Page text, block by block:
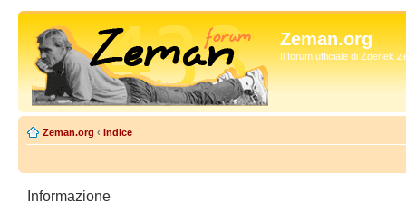
Zeman.org
Il forum ufficiale di Zdenek
Zeman.org ‹ Indice
Informazione